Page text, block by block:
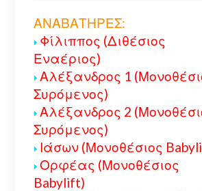
ΑΝΑΒΑΤΗΡΕΣ:
Φίλιππος (Διθέσιος
Εναέριος)
Αλέξανδρος 1
Συρόμενος)
Αλέξανδρος 2
Συρόμενος)
Ιάσων (Μονοθέσιος
Ορφέας (Μονοθέσιος
Babylift)